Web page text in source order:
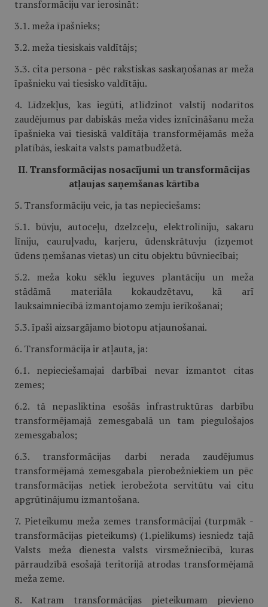
transformāciju var ierosināt:
3.1. meža īpašnieks;
3.2. meža tiesiskais valdītājs;
3.3. cita persona - pēc rakstiskas saskaņošanas ar meža
īpašnieku vai tiesisko valdītāju.
4. Līdzekļus, kas iegūti, atlīdzinot valstij nodarītos
zaudējumus par dabiskās meža vides iznīcināšanu meža
īpašnieka vai tiesiskā valdītāja transformējamās meža
platībās, ieskaita valsts pamatbudžetā.
II. Transformācijas nosacījumi un transformācijas
atļaujas saņemšanas kārtība
5. Transformāciju veic, ja tas nepieciešams:
5.1. būvju, autoceļu, dzelzceļu, elektrolīniju, sakaru
līniju, cauruļvadu, karjeru, ūdenskrātuvju (izņemot
ūdens ņemšanas vietas) un citu objektu būvniecībai;
5.2. meža koku sēklu ieguves plantāciju un meža
stādāmā materiāla kokaudzētavu, kā arī
lauksaimniecībā izmantojamo zemju ierīkošanai;
5.3. īpaši aizsargājamo biotopu atjaunošanai.
6. Transformācija ir atļauta, ja:
6.1. nepieciešamajai darbībai nevar izmantot citas
zemes;
6.2. tā nepasliktina esošās infrastruktūras darbību
transformējamajā zemesgabalā un tam piegulošajos
zemesgabalos;
6.3. transformācijas darbi nerada zaudējumus
transformējamā zemesgabala pierobežniekiem un pēc
transformācijas netiek ierobežota servitūtu vai citu
apgrūtinājumu izmantošana.
7. Pieteikumu meža zemes transformācijai (turpmāk -
transformācijas pieteikums) (1.pielikums) iesniedz tajā
Valsts meža dienesta valsts virsmežniecībā, kuras
pārraudzībā esošajā teritorijā atrodas transformējamā
meža zeme.
8. Katram transformācijas pieteikumam pievieno